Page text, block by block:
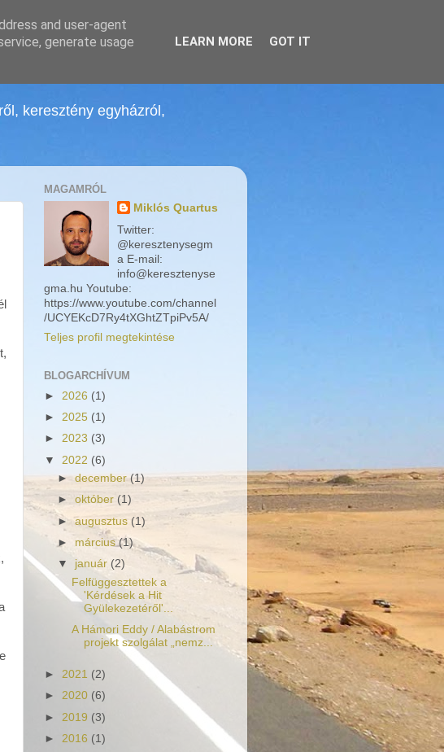
keresztény egyházról,
MAGAMRÓL
Miklós Quartus
Twitter:
@keresztenysegm
a E-mail:
info@keresztenyse
gma.hu Youtube:
https://www.youtube.com/channel
/UCYEKcD7Ry4tXGhtZTpiPv5A/
Teljes profil megtekintése
BLOGARCHÍVUM
► 2026 (1)
► 2025 (1)
► 2023 (3)
▼ 2022 (6)
►december(1)
►október (1)
►augusztus (1)
► március(1)
▼ január(2)
Felfüggesztettek a
'Kérdések a Hit
Gyülekezetéről'...
A Hámori Eddy / Alabástrom
projekt szolgálat „nemz...
► 2021 (2)
► 2020 (6)
► 2019 (3)
► 2016 (1)
and user-agent
generate usage
LEARN MORE GOT IT